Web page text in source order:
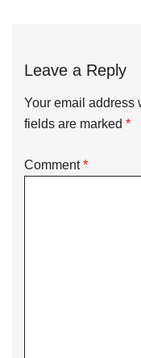
Leave a Reply
Your email address
fields are marked *
Comment*